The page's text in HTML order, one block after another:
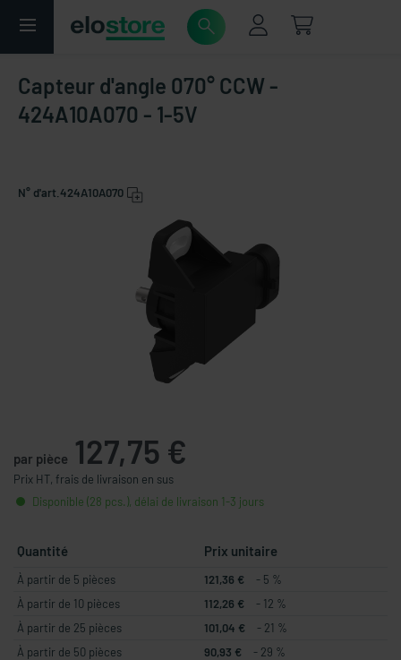
Capteur d'angle 070° CCW -
424A10A070 - 1-5V
N° d'art. 424A10A070
par pièce 127,75 €
Prix HT, frais de livraison en sus
Disponible (28 pcs.), délai de livraison 1-3 jours
Quantité Prix unitaire
À partir de 5 pièces 121,36 €
- 5 %
À partir de 10 pièces
112,26 €
- 12 %
À partir de 25 pièces
101,04 €
- 21 %
À partir de 50 pièces
90,93 €
- 29 %